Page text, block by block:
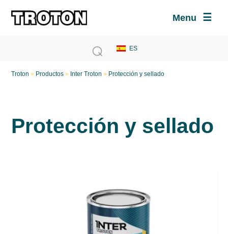
Menu
Troton » Productos » Inter Troton » Protección y sellado
Protección y sellado